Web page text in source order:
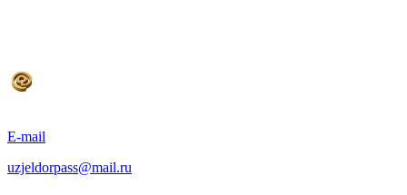
E-mail
uzjeldorpass@mail.ru